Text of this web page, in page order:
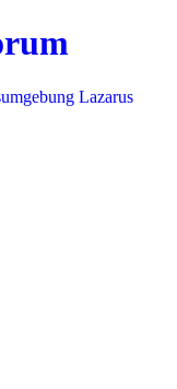
Lazarus